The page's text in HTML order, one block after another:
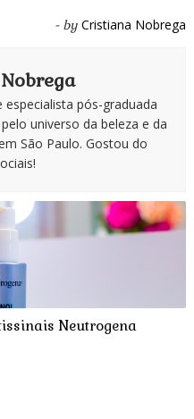
- by Cristiana Nobrega
especialista pós-graduada
universo da beleza e da
São Paulo. Gostou do
Neutrogena